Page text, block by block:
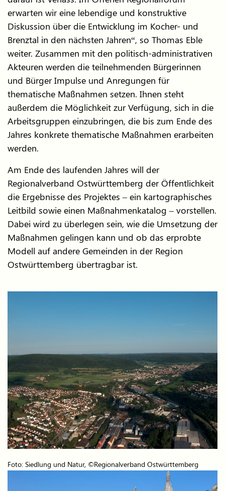
erwarten wir eine lebendige und konstruktive
Diskussion über die Entwicklung im Kocher- und
Brenztal in den nächsten Jahren“, so Thomas Eble
weiter. Zusammen mit den politisch-administrativen
Akteuren werden die teilnehmenden Bürgerinnen
und Bürger Impulse und Anregungen für
thematische Maßnahmen setzen. Ihnen steht
außerdem die Möglichkeit zur Verfügung, sich in die
Arbeitsgruppen einzubringen, die bis zum Ende des
Jahres konkrete thematische Maßnahmen erarbeiten
werden.
Am Ende des laufenden Jahres will der
Regionalverband Ostwürttemberg der Öffentlichkeit
die Ergebnisse des Projektes – ein kartographisches
Leitbild sowie einen Maßnahmenkatalog – vorstellen.
Dabei wird zu überlegen sein, wie die Umsetzung der
Maßnahmen gelingen kann und ob das erprobte
Modell auf andere Gemeinden in der Region
Ostwürttemberg übertragbar ist.
Foto: Siedlung und Natur, ©Regionalverband Ostwürttemberg